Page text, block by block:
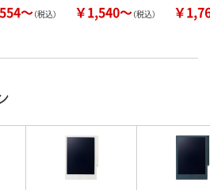
～（税込） ￥1,540～（税込） ￥